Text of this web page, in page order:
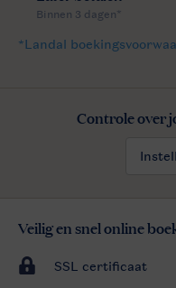
Controle over
Veilig en snel online
SSL certificaat